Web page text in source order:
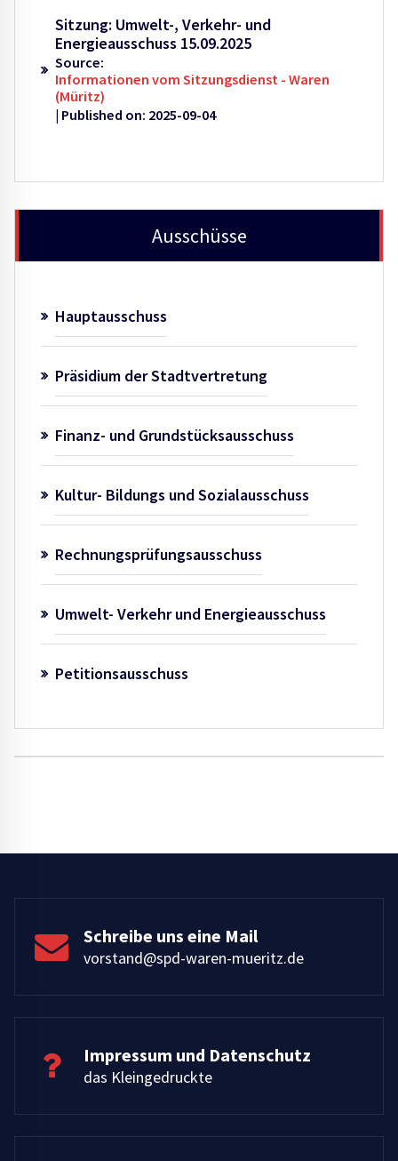
Sitzung: Umwelt-, Verkehr- und
Energieausschuss 15.09.2025
Source:
Informationen vom Sitzungsdienst - Waren
(Müritz)
Published on: 2025-09-04
Ausschüsse
Hauptausschuss
Präsidium der Stadtvertretung
Finanz- und Grundstücksausschuss
Kultur- Bildungs und Sozialausschuss
Rechnungsprüfungsausschuss
Umwelt- Verkehr und Energieausschuss
Petitionsausschuss
Schreibe uns eine Mail
vorstand@spd-waren-mueritz.de
Impressum und Datenschutz
das Kleingedruckte